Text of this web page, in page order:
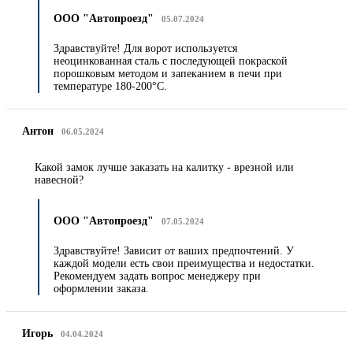
ООО "Автопроезд" 05.07.2024
Здравствуйте! Для ворот используется
неоцинкованная сталь с последующей покраской
порошковым методом и запеканием в печи при
температуре 180-200°C.
Антон 06.05.2024
Какой замок лучше заказать на калитку - врезной или
навесной?
ООО "Автопроезд" 07.05.2024
Здравствуйте! Зависит от ваших предпочтений. У
каждой модели есть свои преимущества и недостатки.
Рекомендуем задать вопрос менеджеру при
оформлении заказа.
Игорь 04.04.2024